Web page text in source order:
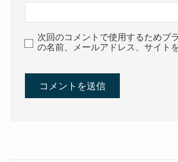
次回のコメントで使用するためブ
の名前、メールアドレス、サイト